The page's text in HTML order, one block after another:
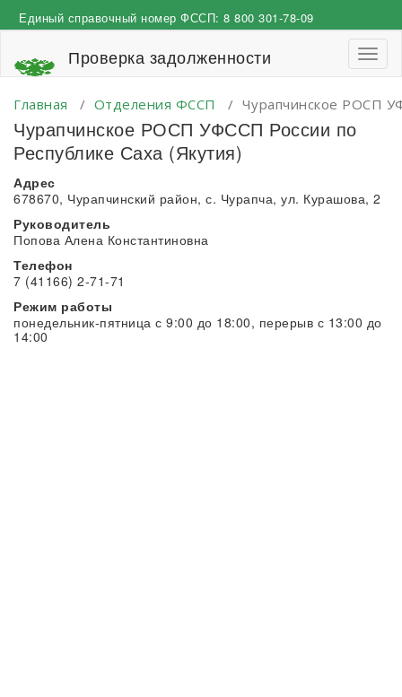
к
Единый справочный номер ФССП: 8 800 301-78-09
Проверка задолженности
Главная / Отделения ФССП / Чурапчинское РОСП
Чурапчинское РОСП УФССП России по
Республике Саха (Якутия)
Адрес
678670, Чурапчинский район, с. Чурапча, ул. Курашова, 2
Руководитель
Попова Алена Константиновна
Телефон
7 (41166) 2-71-71
Режим работы
понедельник-пятница с 9:00 до 18:00, перерыв с 13:00 до
14:00